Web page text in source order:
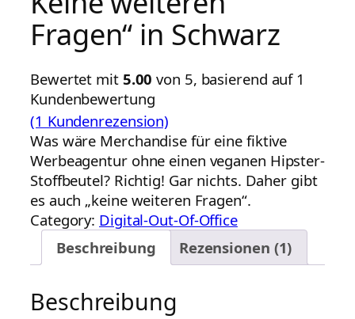
Fragen“ in Schwarz
Bewertet mit 5.00 von 5, basierend auf 1
Kundenbewertung
(1 Kundenrezension)
Was wäre Merchandise für eine fiktive
Werbeagentur ohne einen veganen Hipster-
Stoffbeutel? Richtig! Gar nichts. Daher gibt
es auch „keine weiteren Fragen“.
Category: Digital-Out-Of-Office
Beschreibung
Rezensionen (1)
Beschreibung